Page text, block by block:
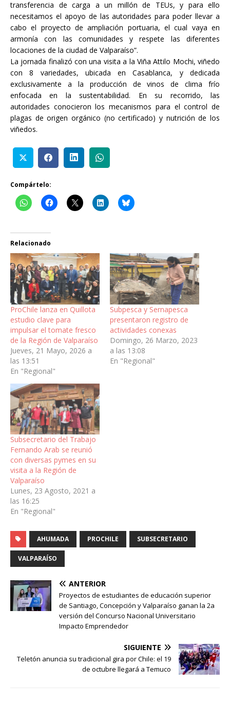
transferencia de carga a un millón de TEUs, y para ello
necesitamos el apoyo de las autoridades para poder llevar a
cabo el proyecto de ampliación portuaria, el cual vaya en
armonía con las comunidades y respete las diferentes
locaciones de la ciudad de Valparaíso”.
La jornada finalizó con una visita a la Viña Attilo Mochi, viñedo
con 8 variedades, ubicada en Casablanca, y dedicada
exclusivamente a la producción de vinos de clima frío
enfocada en la sustentabilidad. En su recorrido, las
autoridades conocieron los mecanismos para el control de
plagas de origen orgánico (no certificado) y nutrición de los
viñedos.
Compártelo:
Relacionado
ProChile lanza en Quillota
estudio clave para
impulsar el tomate fresco
de la Región de Valparaíso
Jueves, 21 Mayo, 2026 a
las 13:51
En "Regional"
Subpesca y Sernapesca
presentaron registro de
actividades conexas
Domingo, 26 Marzo, 2023
a las 13:08
En "Regional"
Subsecretario del Trabajo
Fernando Arab se reunió
con diversas pymes en su
visita a la Región de
Valparaíso
Lunes, 23 Agosto, 2021 a
las 16:25
En "Regional"
AHUMADA PROCHILE SUBSECRETARIO
VALPARAÍSO
ANTERIOR
Proyectos de estudiantes de educación superior
de Santiago, Concepción y Valparaíso ganan la 2a
versión del Concurso Nacional Universitario
Impacto Emprendedor
SIGUIENTE
Teletón anuncia su tradicional gira por Chile: el 19
de octubre llegará a Temuco